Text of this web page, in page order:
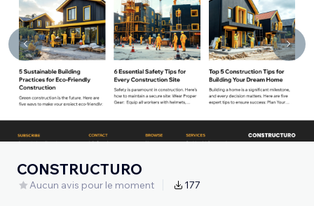
CONSTRUCTURO
Aucun avis pour le moment 177